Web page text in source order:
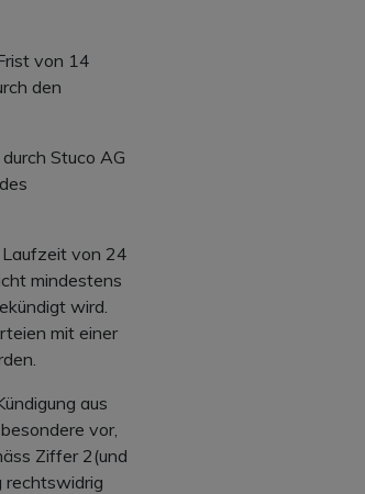
von 14
den
Stuco AG
von 24
mindestens
wird.
mit einer
aus
vor,
Ziffer 2(und
rechtswidrig